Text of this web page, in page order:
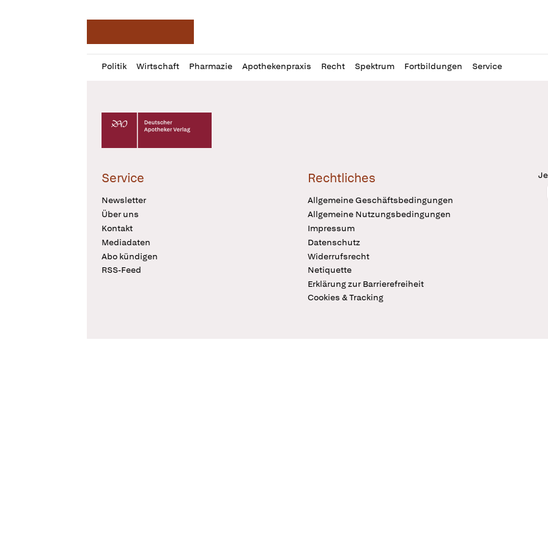
Politik Wirtschaft Pharmazie Apothekenpraxis Recht Spektrum Fortbildungen Service
Profil
öffnen
Daz
Pur
Deutscher Apotheker Verlag Logo
Service
Newsletter
Über uns
Kontakt
Mediadaten
Abo kündigen
RSS-Feed
Rechtliches
Allgemeine Geschäftsbedingungen
Allgemeine Nutzungsbedingungen
Impressum
Datenschutz
Widerrufsrecht
Netiquette
Erklärung zur Barrierefreiheit
Cookies & Tracking